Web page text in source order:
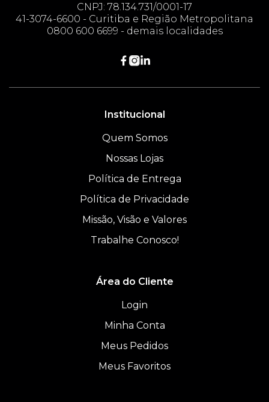
CNPJ: 78.134.731/0001-17
41-3074-6600 - Curitiba e Região Metropolitana
0800 600 6699 - demais localidades
Institucional
Quem Somos
Nossas Lojas
Política de Entrega
Política de Privacidade
Missão, Visão e Valores
Trabalhe Conosco!
Área do Cliente
Login
Minha Conta
Meus Pedidos
Meus Favoritos